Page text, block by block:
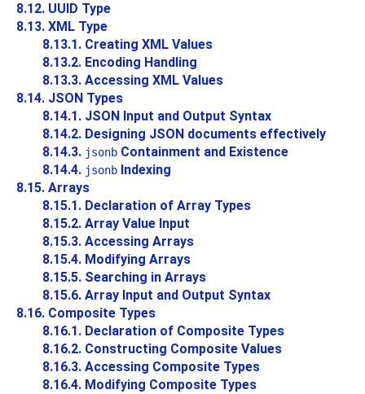
8.12. UUID Type
8.13. XML Type
8.13.1. Creating XML Values
8.13.2. Encoding Handling
8.13.3. Accessing XML Values
8.14. JSON Types
8.14.1. JSON Input and Output Syntax
8.14.2. Designing JSON documents effectively
8.14.3. jsonb Containment and Existence
8.14.4. jsonb Indexing
8.15. Arrays
8.15.1. Declaration of Array Types
8.15.2. Array Value Input
8.15.3. Accessing Arrays
8.15.4. Modifying Arrays
8.15.5. Searching in Arrays
8.15.6. Array Input and Output Syntax
8.16. Composite Types
8.16.1. Declaration of Composite Types
8.16.2. Constructing Composite Values
8.16.3. Accessing Composite Types
8.16.4. Modifying Composite Types